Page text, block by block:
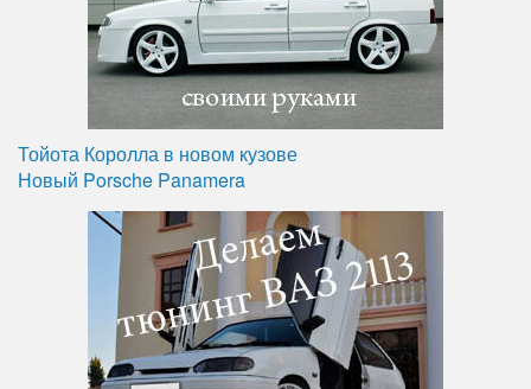
Тойота Королла в новом кузове
Новый Porsche Panamera